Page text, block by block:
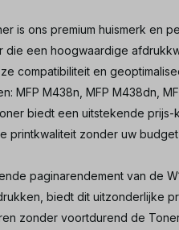
is ons premium huismerk en
een hoogwaardige
compatibiliteit en
MFP M438n, MFP M438dn,
biedt een uitstekende
printkwaliteit zonder uw
paginarendement van de
biedt dit uitzonderlijke
zonder voortdurend de